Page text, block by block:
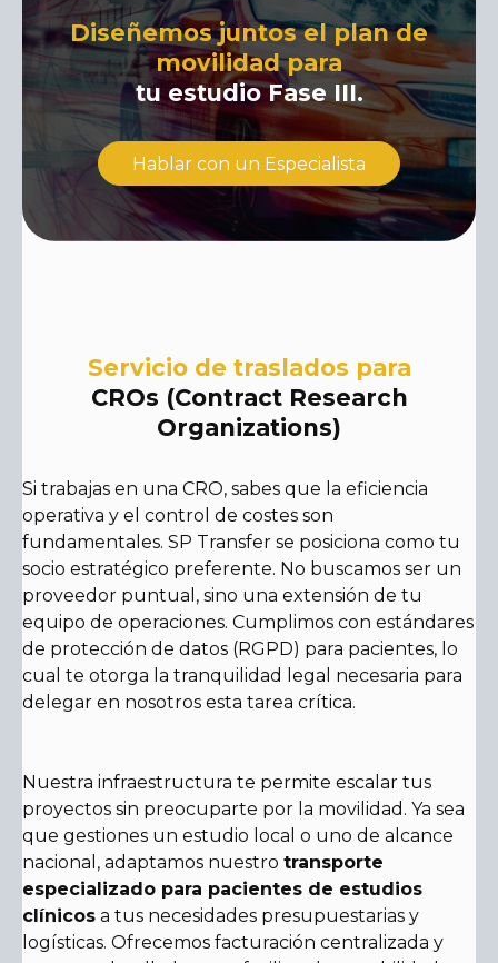
Diseñemos juntos el plan de
movilidad para
tu estudio Fase III.
Hablar con un Especialista
Servicio de traslados para
CROs (Contract Research
Organizations)
Si trabajas en una CRO, sabes que la eficiencia
operativa y el control de costes son
fundamentales. SP Transfer se posiciona como tu
socio estratégico preferente. No buscamos ser un
proveedor puntual, sino una extensión de tu
equipo de operaciones. Cumplimos con estándares
de protección de datos (RGPD) para pacientes, lo
cual te otorga la tranquilidad legal necesaria para
delegar en nosotros esta tarea crítica.
Nuestra infraestructura te permite escalar tus
proyectos sin preocuparte por la movilidad. Ya sea
que gestiones un estudio local o uno de alcance
nacional, adaptamos nuestro transporte
especializado para pacientes de estudios
clínicos a tus necesidades presupuestarias y
logísticas. Ofrecemos facturación centralizada y